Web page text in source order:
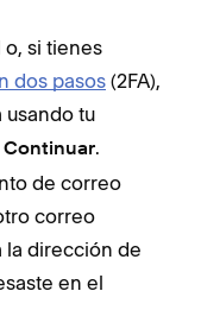
o, si tienes
dos pasos (2FA),
usando tu
Continuar.
de correo
correo
dirección de
en el